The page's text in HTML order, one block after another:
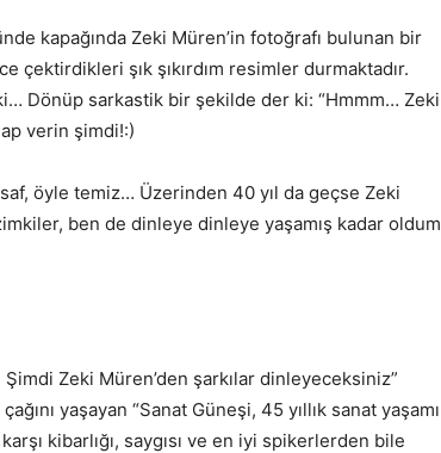
kapağında Zeki Müren’in fotoğrafı bulunan bir
şık şıkırdım resimler durmaktadır.
Dönüp sarkastik bir şekilde der ki: “Hmmm… Zeki
verin şimdi!:)
öyle temiz… Üzerinden 40 yıl da geçse Zeki
ben de dinleye dinleye yaşamış kadar oldum
Şimdi Zeki Müren’den şarkılar dinleyeceksiniz”
yaşayan “Sanat Güneşi, 45 yıllık sanat yaşamı
kibarlığı, saygısı ve en iyi spikerlerden bile